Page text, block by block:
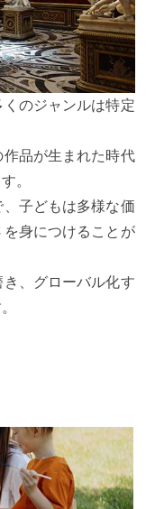
のジャンルは特定
品が生まれた時代
。
子どもは多様な価
身につけることが
、グローバル化す